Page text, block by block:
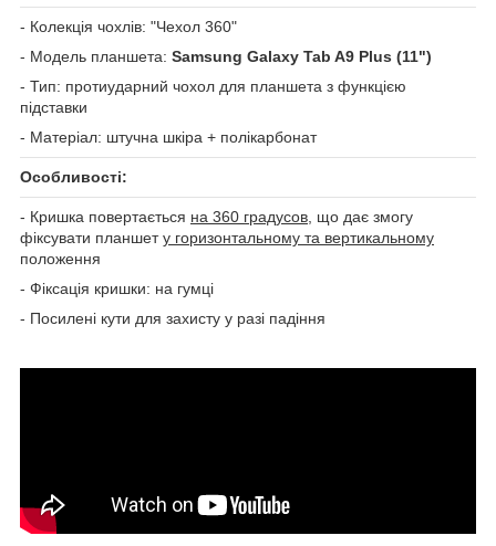
- Колекція чохлів: "Чехол 360"
- Модель планшета: Samsung Galaxy Tab A9 Plus (11")
- Тип: протиударний чохол для планшета з функцією
підставки
- Матеріал: штучна шкіра + полікарбонат
Особливості:
- Кришка повертається на 360 градусов , що дає змогу
фіксувати планшету горизонтальному та вертикальному
положення
- Фіксація кришки: на гумці
- Посилені кути для захисту у разі падіння